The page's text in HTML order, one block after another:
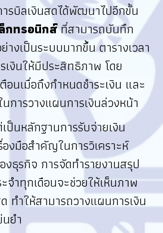
รบิลเงินสดได้พัฒนาไปอีกขั้น
กทรอนิกส์ที่สามารถบันทึก
างเป็นระบบมากขึ้น ตารางเวลา
เงินให้มีประสิทธิภาพ โดย
อนเมื่อถึงกำหนดชำระเงิน และ
การวางแผนการเงินล่วงหน้า
ป็นหลักฐานการรับจ่ายเงิน
งมือสำคัญในการวิเคราะห์
งธุรกิจ การจัดทำรายงานสรุป
จำทุกเดือนจะช่วยให้เห็นภาพ
ทำให้สามารถวางแผนการเงิน
ยำ